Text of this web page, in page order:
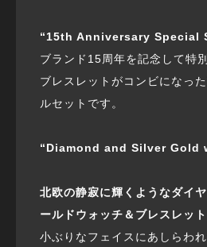
“15th Anniversary Special
ブランド15周年を記念して特
ブレスレットがコンビになっ
ルセットです。
“Diamond and Silver Gold
北欧の静寂に輝くようなダイ
ールドウォッチ＆ブレスレット
小ぶりなフェイスにあしらわ